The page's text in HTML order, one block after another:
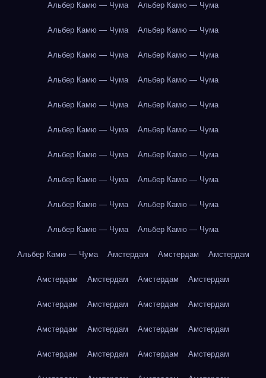
Альбер Камю — Чума Альбер Камю — Чума
Альбер Камю — Чума Альбер Камю — Чума
Альбер Камю — Чума Альбер Камю — Чума
Альбер Камю — Чума Альбер Камю — Чума
Альбер Камю — Чума Альбер Камю — Чума
Альбер Камю — Чума Альбер Камю — Чума
Альбер Камю — Чума Альбер Камю — Чума
Альбер Камю — Чума Альбер Камю — Чума
Альбер Камю — Чума Альбер Камю — Чума
Альбер Камю — Чума Альбер Камю — Чума
Альбер Камю — Чума Амстердам Амстердам Амстердам
Амстердам Амстердам Амстердам Амстердам
Амстердам Амстердам Амстердам Амстердам
Амстердам Амстердам Амстердам Амстердам
Амстердам Амстердам Амстердам Амстердам